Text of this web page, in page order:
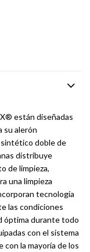
están diseñadas
su alerón
doble de
distribuye
de limpieza,
una limpieza
tecnología
las condiciones
óptima durante todo
con el sistema
la mayoría de los